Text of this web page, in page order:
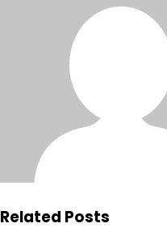
Related Posts